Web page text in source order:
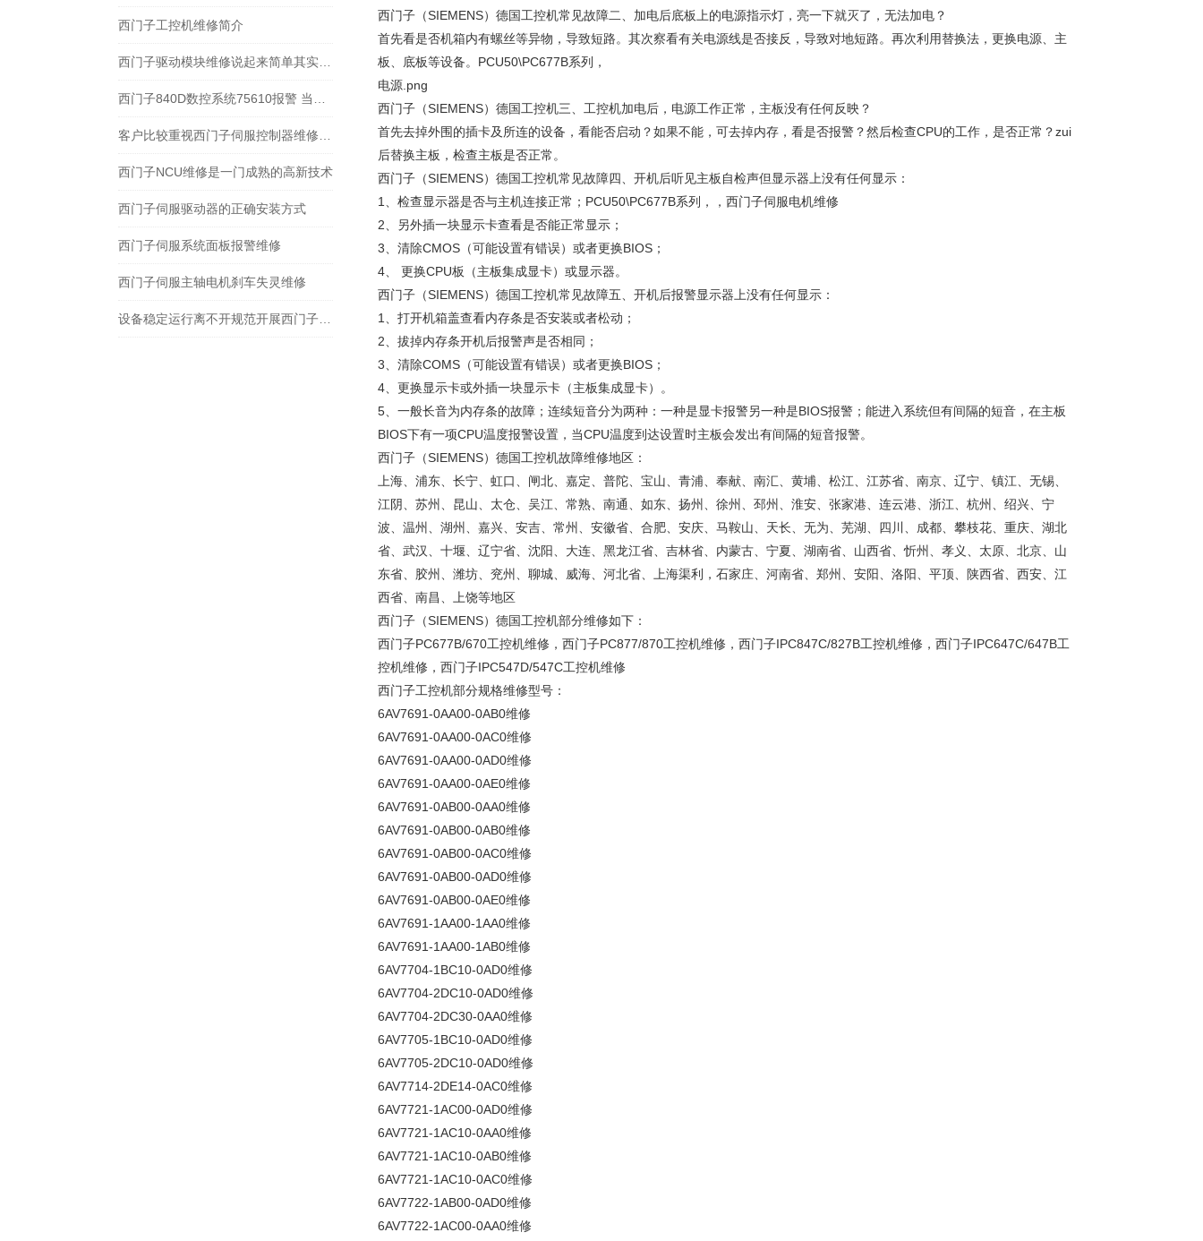
西门子工控机维修简介
西门子NCU维修是一门成熟的高新技术
西门子伺服驱动器的正确安装方式
西门子伺服系统面板报警维修
西门子伺服主轴电机刹车失灵维修
西门子（SIEMENS）德国工控机常见故障二、加电后底板上的电源指示灯，亮一下就灭了，无法加电？
首先看是否机箱内有螺丝等异物，导致短路。其次察看有关电源线是否接反，导致对地短路。再次利用替换法，更换电源、主
板、底板等设备。PCU50\PC677B系列，
电源.png
西门子（SIEMENS）德国工控机三、工控机加电后，电源工作正常，主板没有任何反映？
首先去掉外围的插卡及所连的设备，看能否启动？如果不能，可去掉内存，看是否报警？然后检查CPU的工作，是否正常？zui
后替换主板，检查主板是否正常。
西门子（SIEMENS）德国工控机常见故障四、开机后听见主板自检声但显示器上没有任何显示：
1、检查显示器是否与主机连接正常；PCU50\PC677B系列，，西门子伺服电机维修
2、另外插一块显示卡查看是否能正常显示；
3、清除CMOS（可能设置有错误）或者更换BIOS；
4、 更换CPU板（主板集成显卡）或显示器。
西门子（SIEMENS）德国工控机常见故障五、开机后报警显示器上没有任何显示：
1、打开机箱盖查看内存条是否安装或者松动；
2、拔掉内存条开机后报警声是否相同；
3、清除COMS（可能设置有错误）或者更换BIOS；
4、更换显示卡或外插一块显示卡（主板集成显卡）。
5、一般长音为内存条的故障；连续短音分为两种：一种是显卡报警另一种是BIOS报警；能进入系统但有间隔的短音，在主板
BIOS下有一项CPU温度报警设置，当CPU温度到达设置时主板会发出有间隔的短音报警。
西门子（SIEMENS）德国工控机故障维修地区：
上海、浦东、长宁、虹口、闸北、嘉定、普陀、宝山、青浦、奉献、南汇、黄埔、松江、江苏省、南京、辽宁、镇江、无锡、
江阴、苏州、昆山、太仓、吴江、常熟、南通、如东、扬州、徐州、邳州、淮安、张家港、连云港、浙江、杭州、绍兴、宁
波、温州、湖州、嘉兴、安吉、常州、安徽省、合肥、安庆、马鞍山、天长、无为、芜湖、四川、成都、攀枝花、重庆、湖北
省、武汉、十堰、辽宁省、沈阳、大连、黑龙江省、吉林省、内蒙古、宁夏、湖南省、山西省、忻州、孝义、太原、北京、山
东省、胶州、潍坊、兖州、聊城、威海、河北省、上海渠利，石家庄、河南省、郑州、安阳、洛阳、平顶、陕西省、西安、江
西省、南昌、上饶等地区
西门子（SIEMENS）德国工控机部分维修如下：
西门子PC677B/670工控机维修，西门子PC877/870工控机维修，西门子IPC847C/827B工控机维修，西门子IPC647C/647B工
控机维修，西门子IPC547D/547C工控机维修
西门子工控机部分规格维修型号：
6AV7691-0AA00-0AB0维修
6AV7691-0AA00-0AC0维修
6AV7691-0AA00-0AD0维修
6AV7691-0AA00-0AE0维修
6AV7691-0AB00-0AA0维修
6AV7691-0AB00-0AB0维修
6AV7691-0AB00-0AC0维修
6AV7691-0AB00-0AD0维修
6AV7691-0AB00-0AE0维修
6AV7691-1AA00-1AA0维修
6AV7691-1AA00-1AB0维修
6AV7704-1BC10-0AD0维修
6AV7704-2DC10-0AD0维修
6AV7704-2DC30-0AA0维修
6AV7705-1BC10-0AD0维修
6AV7705-2DC10-0AD0维修
6AV7714-2DE14-0AC0维修
6AV7721-1AC00-0AD0维修
6AV7721-1AC10-0AA0维修
6AV7721-1AC10-0AB0维修
6AV7721-1AC10-0AC0维修
6AV7722-1AB00-0AD0维修
6AV7722-1AC00-0AA0维修